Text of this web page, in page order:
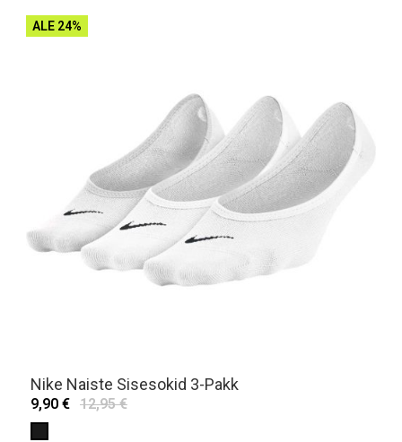
ALE 24%
Nike Naiste Sisesokid 3-Pakk
9,90 € 12,95 €